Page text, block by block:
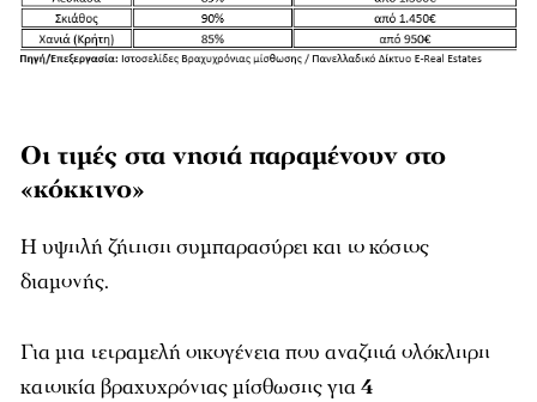
Οι τιμές στα νησιά παραμένουν στο
«κόκκινο»
Η υψηλή ζήτηση συμπαρασύρει και το κόστος
διαμονής.
Για μια τετραμελή οικογένεια που αναζητά ολόκληρη
κατοικία βραχυχρόνιας μίσθωσης για4